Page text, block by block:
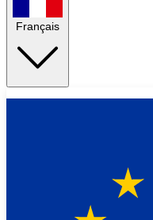
Français